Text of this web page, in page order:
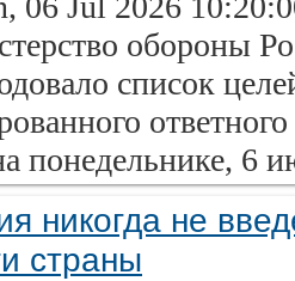
обороны
список
понедельнике, 6
никогда не
страны